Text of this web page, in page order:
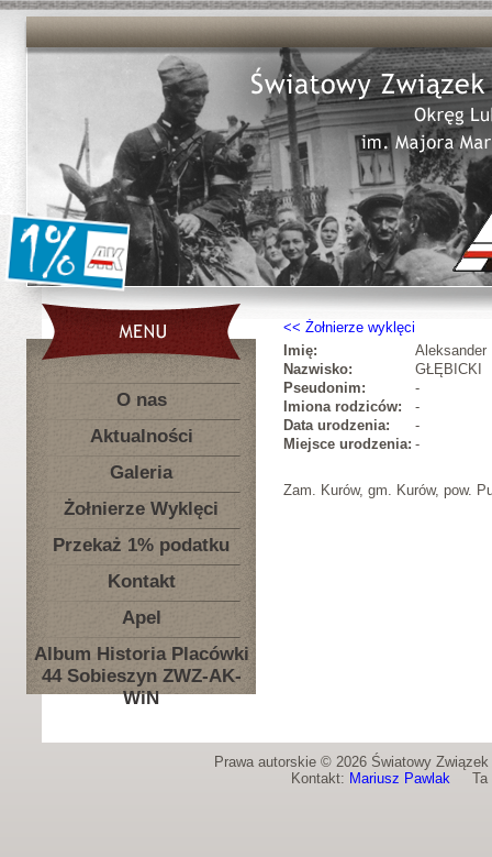
O nas
Aktualności
Galeria
Żołnierze Wyklęci
Przekaż 1% podatku
Kontakt
Apel
Album Historia Placówki
44 Sobieszyn ZWZ-AK-
WiN
Żołnierze wyklęci
Imię:
Aleksander
Nazwisko:
GŁĘBICKI
Pseudonim:
-
Imiona rodziców:
-
Data urodzenia:
-
Miejsce urodzenia: -
Zam. Kurów, gm. Kurów, pow.
Prawa autorskie © 2026 Światowy
Kontakt: Mariusz PawlakTa